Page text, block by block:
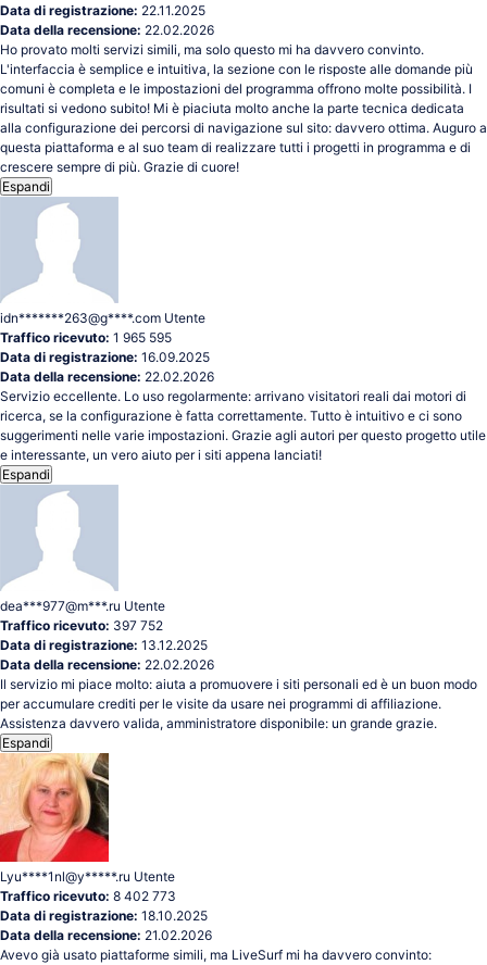
Data di registrazione: 22.11.2025
Data della recensione: 22.02.2026
Ho provato molti servizi simili, ma solo questo mi ha davvero convinto.
L'interfaccia è semplice e intuitiva, la sezione con le risposte alle domande più
comuni è completa e le impostazioni del programma offrono molte possibilità. I
risultati si vedono subito! Mi è piaciuta molto anche la parte tecnica dedicata
alla configurazione dei percorsi di navigazione sul sito: davvero ottima. Auguro a
questa piattaforma e al suo team di realizzare tutti i progetti in programma e di
crescere sempre di più. Grazie di cuore!
Espandi
idn*******263@g****.com Utente
Traffico ricevuto: 1 965 595
Data di registrazione: 16.09.2025
Data della recensione: 22.02.2026
Servizio eccellente. Lo uso regolarmente: arrivano visitatori reali dai motori di
ricerca, se la configurazione è fatta correttamente. Tutto è intuitivo e ci sono
suggerimenti nelle varie impostazioni. Grazie agli autori per questo progetto utile
e interessante, un vero aiuto per i siti appena lanciati!
Espandi
dea***977@m***.ru Utente
Traffico ricevuto: 397 752
Data di registrazione: 13.12.2025
Data della recensione: 22.02.2026
Il servizio mi piace molto: aiuta a promuovere i siti personali ed è un buon modo
per accumulare crediti per le visite da usare nei programmi di affiliazione.
Assistenza davvero valida, amministratore disponibile: un grande grazie.
Espandi
Lyu****1nl@y*****.ru Utente
Traffico ricevuto: 8 402 773
Data di registrazione: 18.10.2025
Data della recensione: 21.02.2026
Avevo già usato piattaforme simili, ma LiveSurf mi ha davvero convinto: